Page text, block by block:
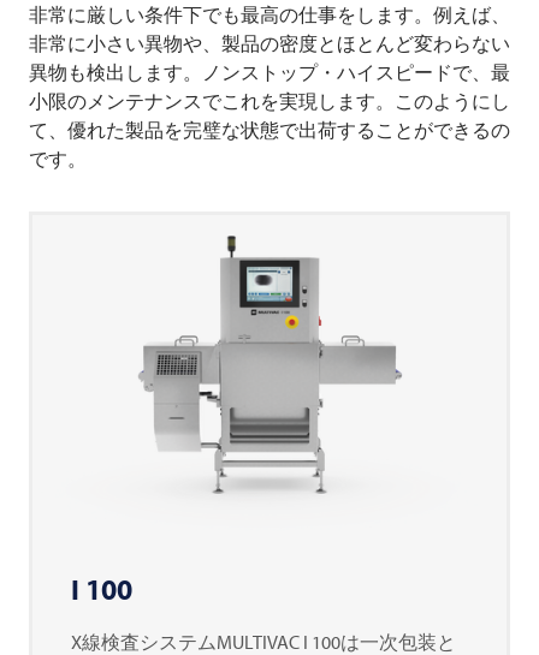
非常に厳しい条件下でも最高の仕事をします。例えば、
非常に小さい異物や、製品の密度とほとんど変わらない
異物も検出します。ノンストップ・ハイスピードで、最
小限のメンテナンスでこれを実現します。このようにし
て、優れた製品を完璧な状態で出荷することができるの
です。
I 100
X線検査システムMULTIVAC I 100は一次包装と